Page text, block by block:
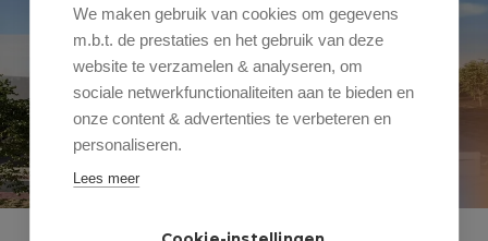
We maken gebruik van cookies om gegevens
m.b.t. de prestaties en het gebruik van deze
website te verzamelen & analyseren, om
sociale netwerkfunctionaliteiten aan te bieden en
onze content & advertenties te verbeteren en
personaliseren.
Lees meer